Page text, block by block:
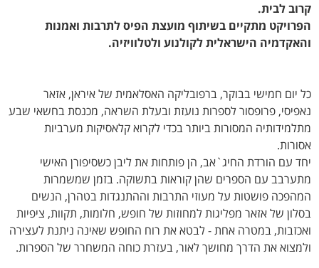
קרוב לבית.
הפרויקט מתקיים בשיתוף מועצת הפיס לתרבות ואמנות
והאקדמיה הישראלית לקולנוע ולטלוויזיה.
כל יום חמישי בבוקר, ברפובליקה האסלאמית של איראן, אזאר
נאפיסי, פרופסור לספרות נועזת ובעלת השראה, מכנסת בחשאי שבע
מתלמידותיה המסורות ביותר בכדי לקרוא קלאסיקות מערביות
אסורות.
יחד עם הורדת החיג`אב, הן פותחות את ליבן כשסיפורן האישי
מתערבב עם הספרים שהן קוראות בתשוקה. בזמן שמשמרות
המהפכה פושטות על מעוזי התרבות וההתנגדות בטהרן, הנשים
בסלון של אזאר מפליגות למחוזות של חופש, חלומות, תקוות, ציפיות
ואכזבות, במטרה אחת - לבטא את רוח החופש שאינה ניתנת לעצירה
ולמצוא את הדרך מחושך לאור, בעזרת כוחה המשחרר של הספרות.